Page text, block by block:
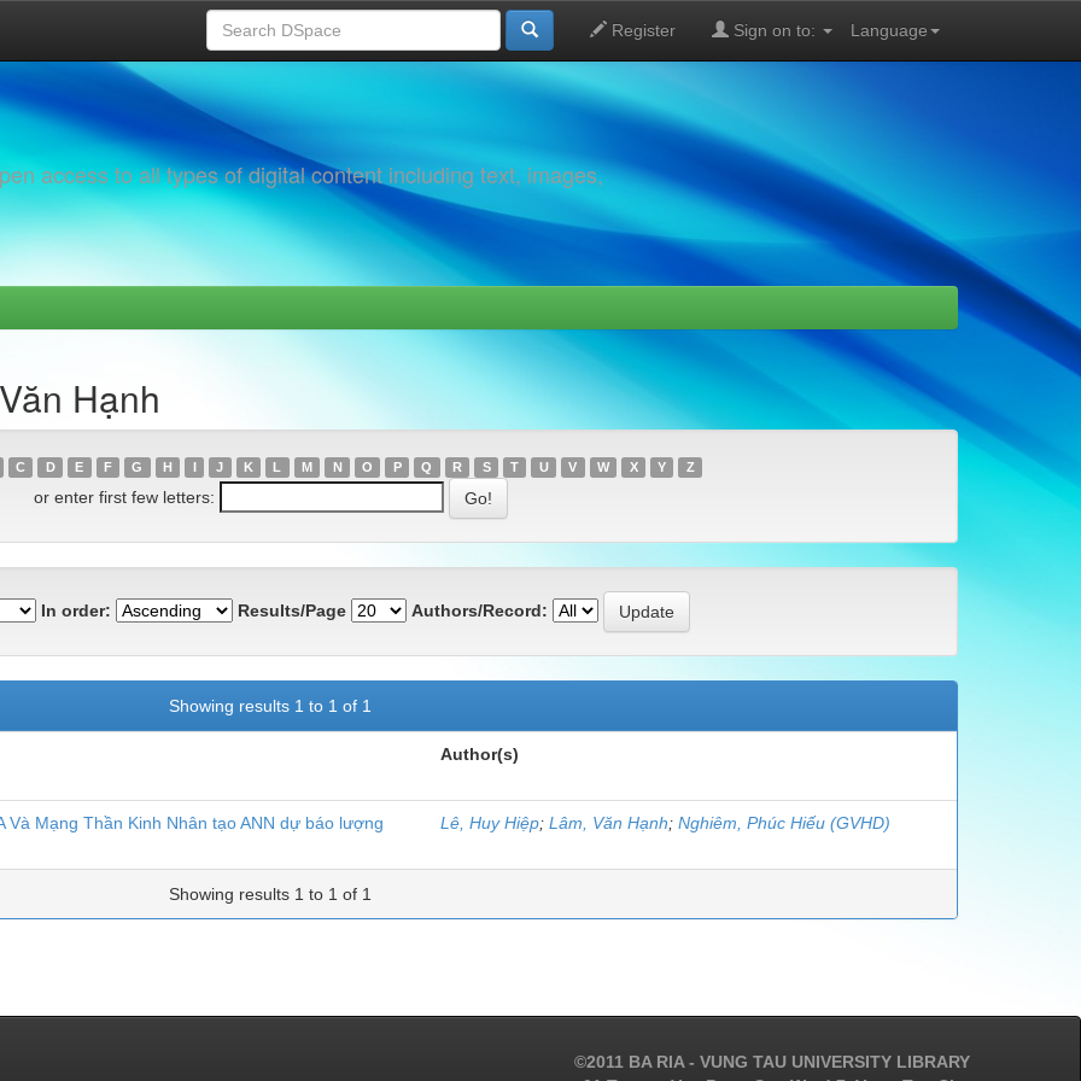
Language
Register Sign on to:
access to all types of digital content including text, images,
Hạnh
C D E F G H I J K L M N O P Q R S T U V W X Y Z
or enter first few letters:
In order: Results/Page Authors/Record:
Showing results 1 to 1 of 1
Author(s)
Mạng Thần Kinh Nhân tạo ANN dự báo lượng
Lê, Huy Hiệp; Lâm, Văn Hạnh; Nghiêm, Phúc Hiếu (GVHD)
Showing results 1 to 1 of 1
©2011 BA RIA - VUNG TAU UNIVERSITY LIBRARY